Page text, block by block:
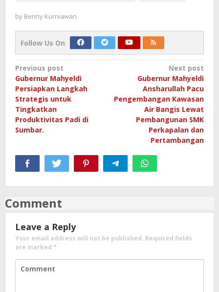
by Benny Kurniawan
Follow Us On
Post
navigation
Previous post
Gubernur Mahyeldi
Persiapkan Langkah
Strategis untuk
Tingkatkan
Produktivitas Padi di
Sumbar.
Next post
Gubernur Mahyeldi
Ansharullah Pacu
Pengembangan Kawasan
Air Bangis Lewat
Pembangunan SMK
Perkapalan dan
Pertambangan
Comment
Leave a Reply
Your email address will not be published. Required fields
are marked *